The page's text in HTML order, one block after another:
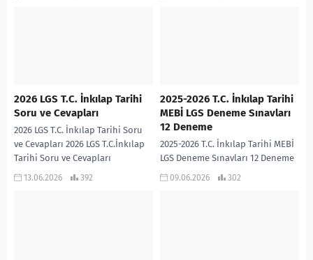
2026 LGS T.C. İnkılap Tarihi
Soru ve Cevapları
2026 LGS T.C. İnkılap Tarihi Soru
ve Cevapları 2026 LGS T.C.İnkılap
Tarihi Soru ve Cevapları
13.06.2026 392
2025-2026 T.C. İnkılap Tarihi
MEBİ LGS Deneme Sınavları
12 Deneme
2025-2026 T.C. İnkılap Tarihi MEBİ
LGS Deneme Sınavları 12 Deneme
2025-2026 eğitim öğretim yılında
09.06.2026 302